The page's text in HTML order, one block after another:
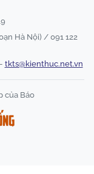
Hà Nội) / 091 122
- tkts@kienthuc.net.vn
của Báo